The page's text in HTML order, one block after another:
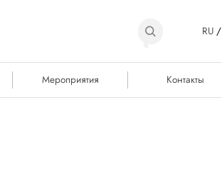
RU/
Мероприятия Контакты